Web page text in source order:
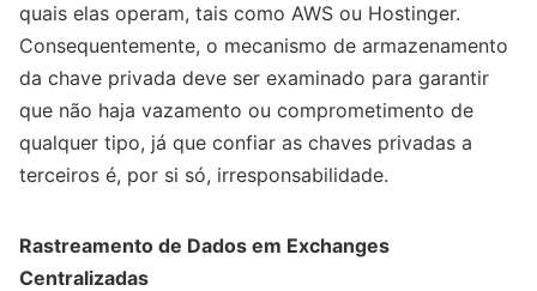
quais elas operam, tais como AWS ou Hostinger.
Consequentemente, o mecanismo de armazenamento
da chave privada deve ser examinado para garantir
que não haja vazamento ou comprometimento de
qualquer tipo, já que confiar as chaves privadas a
terceiros é, por si só, irresponsabilidade.
Rastreamento de Dados em Exchanges
Centralizadas